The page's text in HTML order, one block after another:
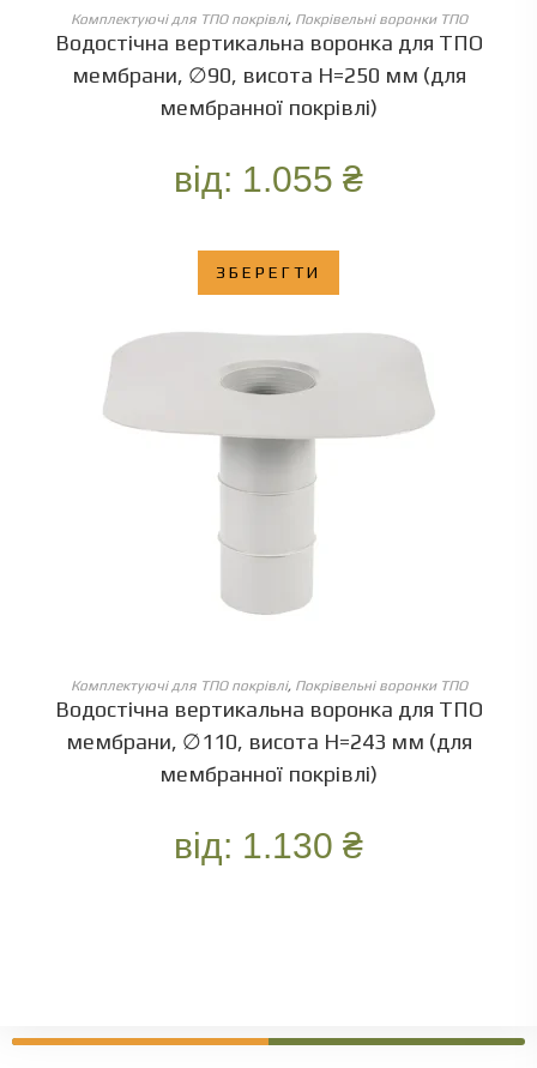
ОБЕРІТЬ ОПЦІЇ
Комплектуючі для ТПО покрівлі, Покрівельні воронки ТПО
Водостічна вертикальна воронка для ТПО
мембрани, ∅90, висота Н=250 мм (для
мембранної покрівлі)
від: 1.055 ₴
ЗБЕРЕГТИ
ОБЕРІТЬ ОПЦІЇ
Комплектуючі для ТПО покрівлі, Покрівельні воронки ТПО
Водостічна вертикальна воронка для ТПО
мембрани, ∅110, висота Н=243 мм (для
мембранної покрівлі)
від: 1.130 ₴